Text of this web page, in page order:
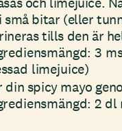
små bitar (eller
tills den är
3
limejuice)
din spicy mayo
2